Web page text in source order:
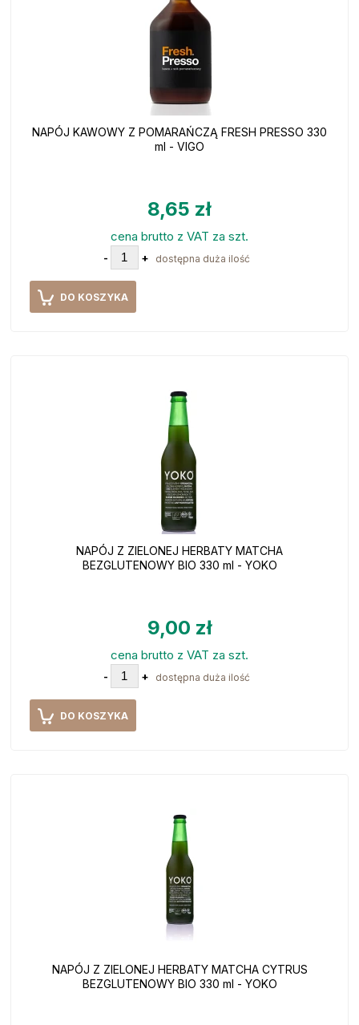
NAPÓJ KAWOWY Z POMARAŃCZĄ FRESH PRESSO 330
ml - VIGO
8,65 zł
cena brutto z VAT za szt.
- + dostępna duża ilość
DO KOSZYKA
NAPÓJ Z ZIELONEJ HERBATY MATCHA
BEZGLUTENOWY BIO 330 ml - YOKO
9,00 zł
cena brutto z VAT za szt.
- + dostępna duża ilość
DO KOSZYKA
NAPÓJ Z ZIELONEJ HERBATY MATCHA CYTRUS
BEZGLUTENOWY BIO 330 ml - YOKO